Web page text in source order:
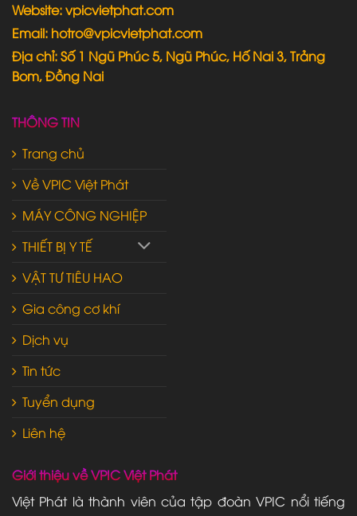
Website: vpicvietphat.com
Email: hotro@vpicvietphat.com
Địa chỉ: Số 1 Ngũ Phúc 5, Ngũ Phúc, Hố Nai 3, Trảng
Bom, Đồng Nai
THÔNG TIN
Trang chủ
Về VPIC Việt Phát
MÁY CÔNG NGHIỆP
THIẾT BỊ Y TẾ
VẬT TƯ TIÊU HAO
Gia công cơ khí
Dịch vụ
Tin tức
Tuyển dụng
Liên hệ
Giới thiệu về VPIC Việt Phát
Việt Phát là thành viên của tập đoàn VPIC nổi tiếng